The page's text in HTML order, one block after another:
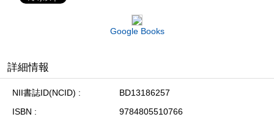
Google Books
詳細情報
NII書誌ID(NCID)
BD13186257
ISBN
9784805510766